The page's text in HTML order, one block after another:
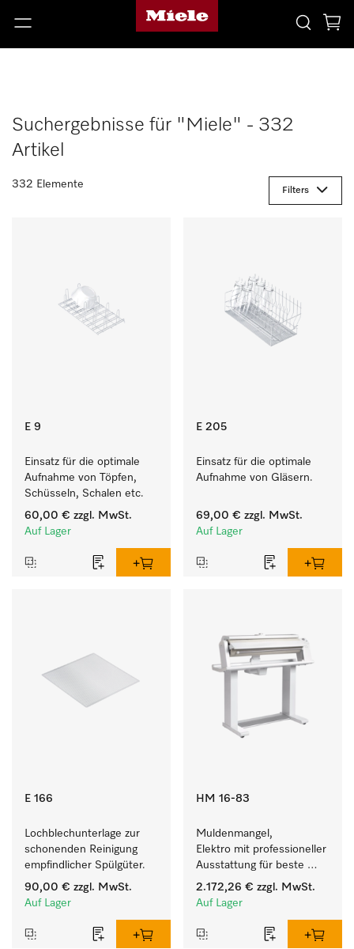
Suchergebnisse für "Miele" - 332
Artikel
332 Elemente
Filters
E 9
Einsatz für die optimale
Aufnahme von Töpfen,
Schüsseln, Schalen etc.
60,00 € zzgl. MwSt.
Auf Lager
E 205
Einsatz für die optimale
Aufnahme von Gläsern.
69,00 € zzgl. MwSt.
Auf Lager
E 166
Lochblechunterlage zur
schonenden Reinigung
empfindlicher Spülgüter.
90,00 € zzgl. MwSt.
Auf Lager
HM 16-83
Muldenmangel,
Elektro mit professioneller
Ausstattung für beste
Mangelergebnisse.
2.172,26 € zzgl. MwSt.
Auf Lager